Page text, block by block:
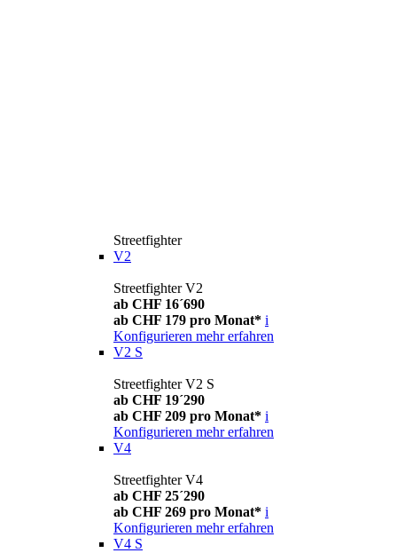
Streetfighter
V2
Streetfighter V2
ab CHF 16´690
ab CHF 179 pro Monat* i
Konfigurieren mehr erfahren
V2 S
Streetfighter V2 S
ab CHF 19´290
ab CHF 209 pro Monat* i
Konfigurieren mehr erfahren
V4
Streetfighter V4
ab CHF 25´290
ab CHF 269 pro Monat* i
Konfigurieren mehr erfahren
V4 S